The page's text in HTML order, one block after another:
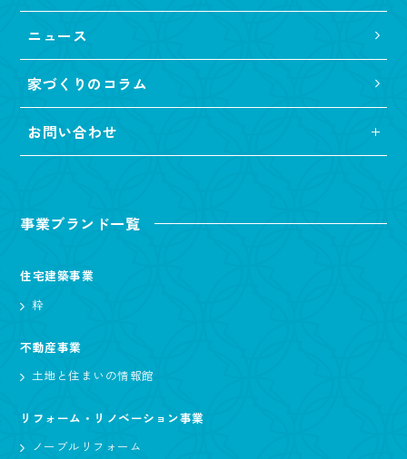
ニュース
家づくりのコラム
お問い合わせ
事業ブランド一覧
住宅建築事業
粋
不動産事業
土地と住まいの情報館
リフォーム・リノベーション事業
ノーブルリフォーム